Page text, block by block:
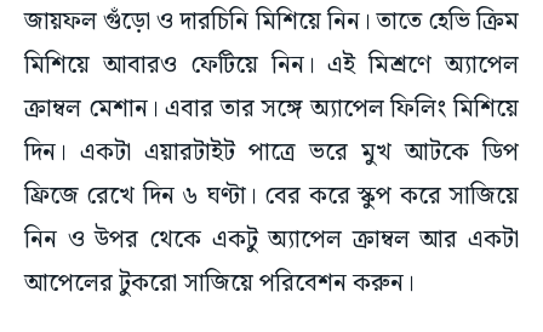
জায়ফল গুঁড়ো ও দারচিনি মিশিয়ে নিন। তাতে হেভি ক্রিম
মিশিয়ে আবারও ফেটিয়ে নিন। এই মিশ্রণে অ্যাপেল
ক্রাম্বল মেশান। এবার তার সঙ্গে অ্যাপেল ফিলিং মিশিয়ে
দিন। একটা এয়ারটাইট পাত্রে ভরে মুখ আটকে ডিপ
ফ্রিজে রেখে দিন ৬ ঘণ্টা। বের করে স্কুপ করে সাজিয়ে
নিন ও উপর থেকে একটু অ্যাপেল ক্রাম্বল আর একটা
আপেলের টুকরো সাজিয়ে পরিবেশন করুন।